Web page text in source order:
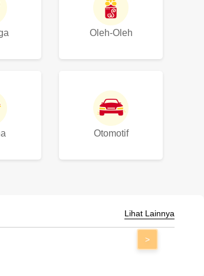
Oleh-Oleh
Otomotif
Lihat Lainnya
>